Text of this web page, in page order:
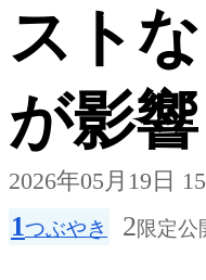
スト
が影響
2026年05月19日
1つぶやき 2限定公